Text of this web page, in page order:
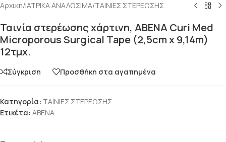
Αρχική/ΙΑΤΡΙΚΑ ΑΝΑΛΩΣΙΜΑ/ΤΑΙΝΙΕΣ ΣΤΕΡΕΩΣΗΣ
Ταινία στερέωσης χάρτινη, ABENA Curi Med
Microporous Surgical Tape (2,5cm x 9,14m)
12τμχ.
Σύγκριση Προσθήκη στα αγαπημένα
Κατηγορία: ΤΑΙΝΙΕΣ ΣΤΕΡΕΩΣΗΣ
Ετικέτα: ABENA